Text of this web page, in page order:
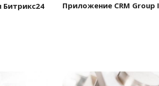
Приложение CRM